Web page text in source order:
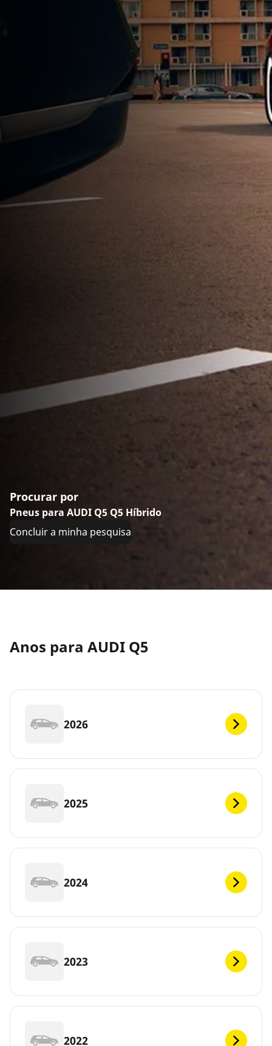
Procurar por
Pneus para AUDI Q5 Q5 Híbrido
Concluir a minha pesquisa
Anos para AUDI Q5
2026
2025
2024
2023
2022